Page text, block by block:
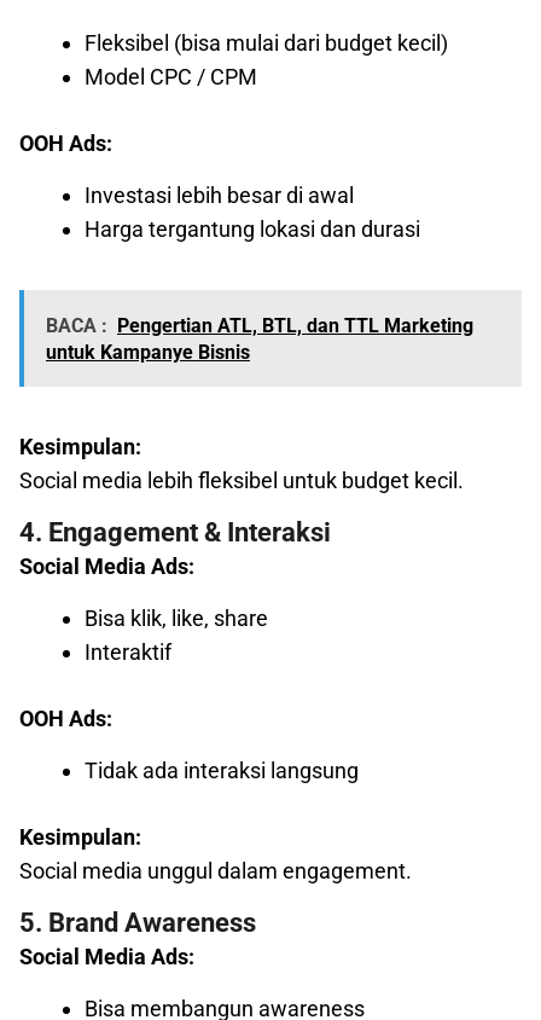
Fleksibel (bisa mulai dari budget kecil)
Model CPC / CPM
OOH Ads:
Investasi lebih besar di awal
Harga tergantung lokasi dan durasi
BACA :
Pengertian ATL, BTL, dan TTL Marketing
untuk Kampanye Bisnis
Kesimpulan:
Social media lebih fleksibel untuk budget kecil.
4. Engagement & Interaksi
Social Media Ads:
Bisa klik, like, share
Interaktif
OOH Ads:
Tidak ada interaksi langsung
Kesimpulan:
Social media unggul dalam engagement.
5. Brand Awareness
Social Media Ads:
Bisa membangun awareness